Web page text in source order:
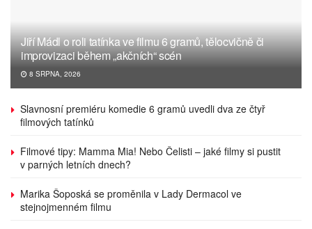
Jiří Mádl o roli tatínka ve filmu 6 gramů, tělocvičně či
improvizaci během „akčních“ scén
8 SRPNA, 2026
Slavnosní premiéru komedie 6 gramů uvedli dva ze čtyř
filmových tatínků
Filmové tipy: Mamma Mia! Nebo Čelisti – jaké filmy si pustit
v parných letních dnech?
Marika Šoposká se proměnila v Lady Dermacol ve
stejnojmenném filmu